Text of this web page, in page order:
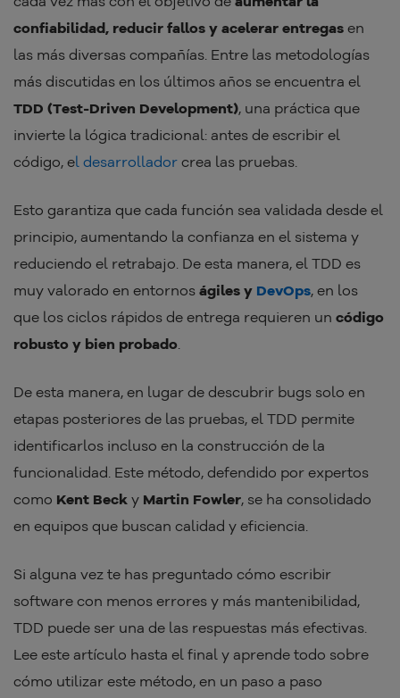
confiabilidad, reducir fallos y acelerar entregas en
las más diversas compañías. Entre las metodologías
más discutidas en los últimos años se encuentra el
TDD (Test-Driven Development), una práctica que
invierte la lógica tradicional: antes de escribir el
código, el desarrollador crea las pruebas.
Esto garantiza que cada función sea validada desde el
principio, aumentando la confianza en el sistema y
reduciendo el retrabajo. De esta manera, el TDD es
muy valorado en entornos ágiles y DevOps, en los
que los ciclos rápidos de entrega requieren un código
robusto y bien probado.
De esta manera, en lugar de descubrir bugs solo en
etapas posteriores de las pruebas, el TDD permite
identificarlos incluso en la construcción de la
funcionalidad. Este método, defendido por expertos
como Kent Beck y Martin Fowler, se ha consolidado
en equipos que buscan calidad y eficiencia.
Si alguna vez te has preguntado cómo escribir
software con menos errores y más mantenibilidad,
TDD puede ser una de las respuestas más efectivas.
Lee este artículo hasta el final y aprende todo sobre
cómo utilizar este método, en un paso a paso